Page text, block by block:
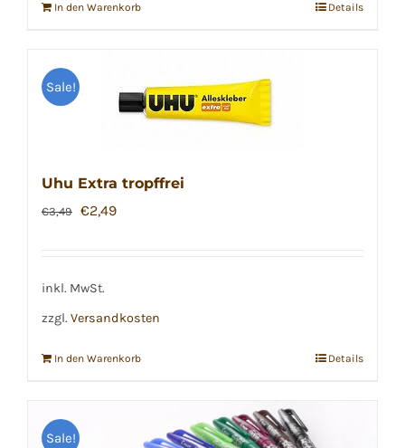
In den Warenkorb Details
Sale!
Uhu Extra tropffrei
€3,49 Ursprünglicher
€3,49
€2,49Aktueller
inkl. MwSt.
zzgl. Versandkosten
In den Warenkorb Details
Sale!